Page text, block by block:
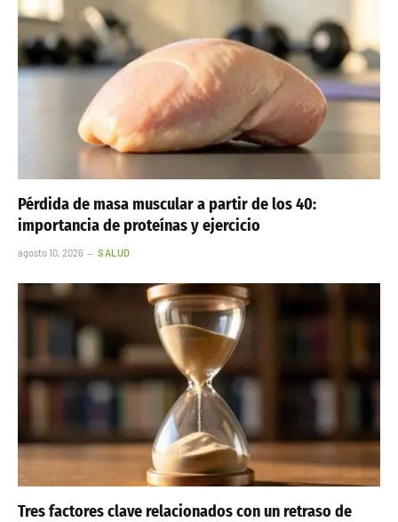
Pérdida de masa muscular a partir de los 40:
importancia de proteínas y ejercicio
agosto 10, 2026 SALUD
Tres factores clave relacionados con un retraso de